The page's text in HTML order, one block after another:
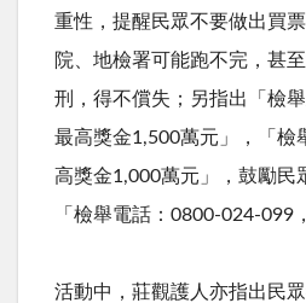
重性，提醒民眾不要做出買
院、地檢署可能跑不完，甚
刑，得不償失；另指出「檢
最高獎金1,500萬元」，「檢
高獎金1,000萬元」，鼓勵民
「檢舉電話： 0800-024-099
活動中，莊觀護人亦指出民